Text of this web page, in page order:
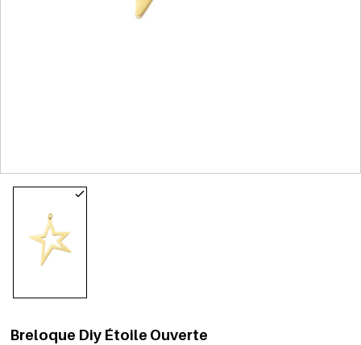
Breloque Diy Étoile Ouverte